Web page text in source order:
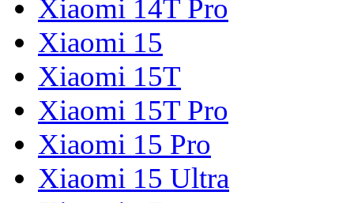
Xiaomi 14T Pro
Xiaomi 15
Xiaomi 15T
Xiaomi 15T Pro
Xiaomi 15 Pro
Xiaomi 15 Ultra